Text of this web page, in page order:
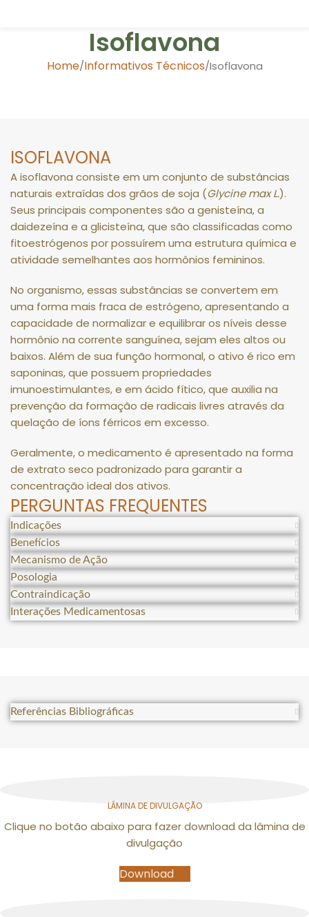
Isoflavona
Home Informativos Técnicos Isoflavona
ISOFLAVONA
A isoflavona consiste em um conjunto de substâncias
naturais extraídas dos grãos de soja (Glycine max L.).
Seus principais componentes são a genisteína, a
daidezeína e a glicisteína, que são classificadas como
fitoestrógenos por possuírem uma estrutura química e
atividade semelhantes aos hormônios femininos.
No organismo, essas substâncias se convertem em
uma forma mais fraca de estrógeno, apresentando a
capacidade de normalizar e equilibrar os níveis desse
hormônio na corrente sanguínea, sejam eles altos ou
baixos. Além de sua função hormonal, o ativo é rico em
saponinas, que possuem propriedades
imunoestimulantes, e em ácido fítico, que auxilia na
prevenção da formação de radicais livres através da
quelação de íons férricos em excesso.
Geralmente, o medicamento é apresentado na forma
de extrato seco padronizado para garantir a
concentração ideal dos ativos.
PERGUNTAS FREQUENTES
Indicações
Benefícios
Mecanismo de Ação
Posologia
Contraindicação
Interações Medicamentosas
Referências Bibliográficas
LÂMINA DE DIVULGAÇÃO
Clique no botão abaixo para fazer download da lâmina de
divulgação
Download